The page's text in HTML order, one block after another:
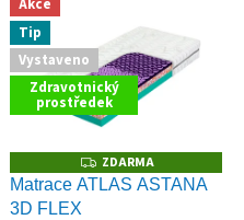
Akce
Tip
Vystaveno
Zdravotnický
prostředek
Z
D
A
ZDARMA
Matrace ATLAS ASTANA
3D FLEX